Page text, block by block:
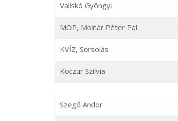
Valiskó Gyöngyi
MOP, Molnár Péter Pál
KVÍZ, Sorsolás
Koczur Szilvia
Szegő Andor